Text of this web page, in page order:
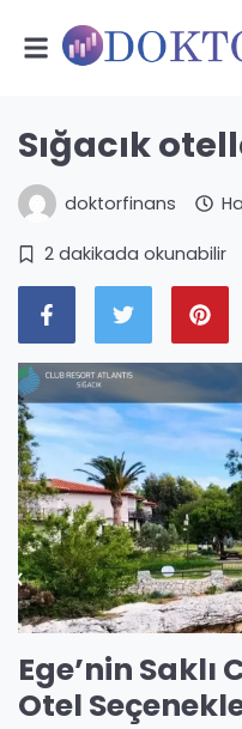
Sığacık
doktorfinans
2 dakikada okunabilir
Ege’nin Saklı
Otel